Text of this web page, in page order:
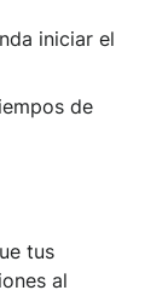
iniciar el
de
tus
al